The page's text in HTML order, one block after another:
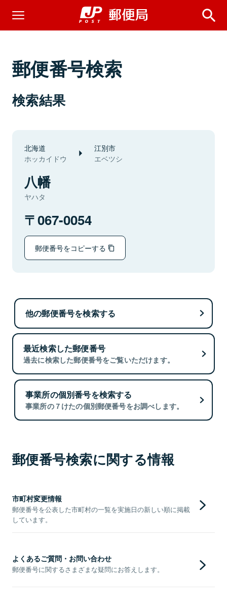
郵便番号検索
検索結果
北海道
ホッカイドウ
江別市
エベツシ
八幡
ヤハタ
067-0054
郵便番号をコピーする
他の郵便番号を検索する
最近検索した郵便番号
過去に検索した郵便番号をご覧いただけます。
事業所の個別番号を検索する
事業所の７けたの個別郵便番号をお調べします。
郵便番号検索に関する情報
市町村変更情報
郵便番号を公表した市町村の一覧を実施日の新しい順に掲載
しています。
よくあるご質問・お問い合わせ
郵便番号に関するさまざまな疑問にお答えします。